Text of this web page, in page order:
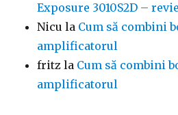
Exposure 3010S2D –
Nicu la Cum să combini
amplificatorul
fritz la Cum să combini
amplificatorul